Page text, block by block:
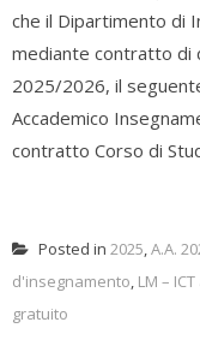
che il Dipartimento di
mediante contratto di
2025/2026, il
Accademico
contratto Corso di
Posted in 2025,A.A.
d'insegnamento, LM –
gratuito